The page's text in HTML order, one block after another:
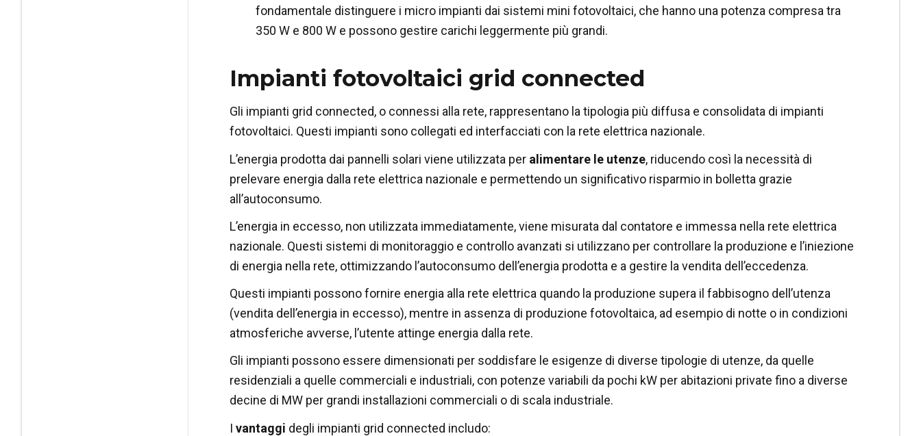
fondamentale distinguere i micro impianti dai sistemi mini fotovoltaici, che hanno una potenza compresa tra
350 W e 800 W e possono gestire carichi leggermente più grandi.
Impianti fotovoltaici grid connected
Gli impianti grid connected, o connessi alla rete, rappresentano la tipologia più diffusa e consolidata di impianti
fotovoltaici. Questi impianti sono collegati ed interfacciati con la rete elettrica nazionale.
L’energia prodotta dai pannelli solari viene utilizzata per alimentare le utenze, riducendo così la necessità di
prelevare energia dalla rete elettrica nazionale e permettendo un significativo risparmio in bolletta grazie
all’autoconsumo.
L’energia in eccesso, non utilizzata immediatamente, viene misurata dal contatore e immessa nella rete elettrica
nazionale. Questi sistemi di monitoraggio e controllo avanzati si utilizzano per controllare la produzione e l’iniezione
di energia nella rete, ottimizzando l’autoconsumo dell’energia prodotta e a gestire la vendita dell’eccedenza.
Questi impianti possono fornire energia alla rete elettrica quando la produzione supera il fabbisogno dell’utenza
(vendita dell’energia in eccesso), mentre in assenza di produzione fotovoltaica, ad esempio di notte o in condizioni
atmosferiche avverse, l’utente attinge energia dalla rete.
Gli impianti possono essere dimensionati per soddisfare le esigenze di diverse tipologie di utenze, da quelle
residenziali a quelle commerciali e industriali, con potenze variabili da pochi kW per abitazioni private fino a diverse
decine di MW per grandi installazioni commerciali o di scala industriale.
I vantaggi degli impianti grid connected includo: